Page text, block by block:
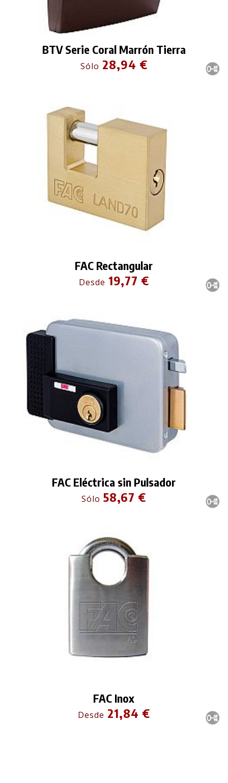
BTV Serie Coral Marrón Tierra
Sólo 28,94 €
FAC Rectangular
Desde 19,77 €
FAC Eléctrica sin Pulsador
Sólo 58,67 €
FAC Inox
Desde 21,84 €